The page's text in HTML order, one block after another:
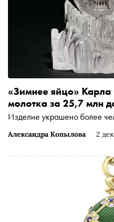
Александра Копылова 2
«Зимнее яйцо»
молотка за 25,7 млн
Изделие украшено более